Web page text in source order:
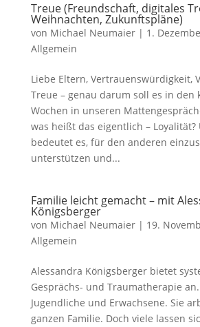
Treue (Freundschaft, digitales
Weihnachten, Zukunftspläne)
von Michael Neumaier| 1.
Allgemein
Liebe Eltern, Vertrauenswürdigkeit,
Treue – genau darum soll es in den
Wochen in unseren
was heißt das eigentlich –
bedeutet es, für den anderen
unterstützen und...
Familie leicht gemacht – mit
Königsberger
von Michael Neumaier| 19.
Allgemein
Alessandra Königsberger bietet
Gesprächs- und Traumatherapie
Jugendliche und Erwachsene. Sie
ganzen Familie. Doch viele lassen